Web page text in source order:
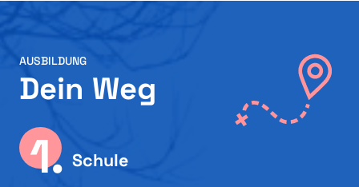
AUSBILDUNG
Dein Weg
1. Schule